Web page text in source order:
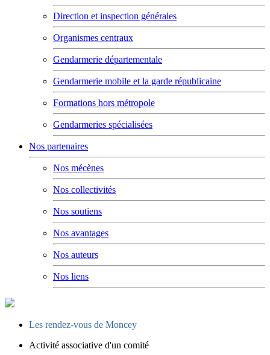
Direction et inspection générales
Organismes centraux
Gendarmerie départementale
Gendarmerie mobile et la garde républicaine
Formations hors métropole
Gendarmeries spécialisées
Nos partenaires
Nos mécènes
Nos collectivités
Nos soutiens
Nos avantages
Nos auteurs
Nos liens
Les rendez-vous de Moncey
Activité associative d'un comité